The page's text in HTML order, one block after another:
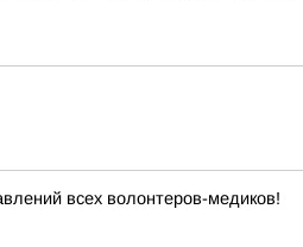
всех волонтеров-медиков!